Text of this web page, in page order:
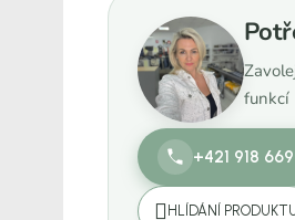
funkcí
+421 918
HLÍDÁNÍ